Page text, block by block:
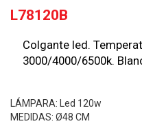
L78120B
Colgante led.
3000/4000/6500k.
LÁMPARA: Led 120w
MEDIDAS: Ø48 CM